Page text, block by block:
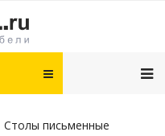
Столы письменные